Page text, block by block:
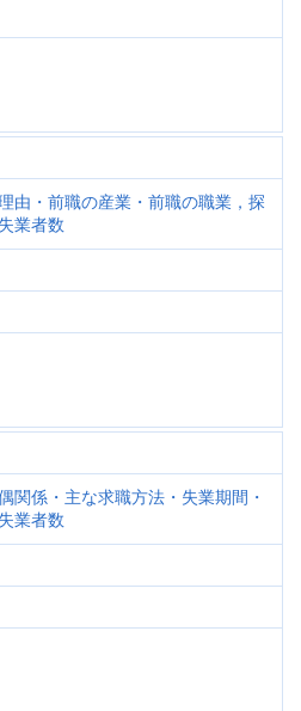
由・前職の産業・前職の職業，探
業者数
関係・主な求職方法・失業期間・
業者数